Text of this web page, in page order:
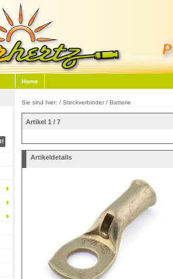
Home
Sie sind hier: / Steckverbinder / Batterie
Artikel 1 / 7
Artikeldetails